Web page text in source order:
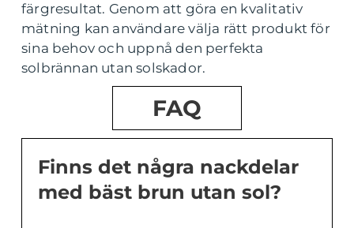
färgresultat. Genom att göra en kvalitativ
mätning kan användare välja rätt produkt för
sina behov och uppnå den perfekta
solbrännan utan solskador.
FAQ
Finns det några nackdelar
med bäst brun utan sol?